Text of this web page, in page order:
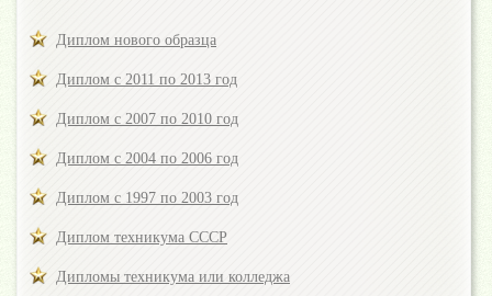
Диплом нового образца
Диплом с 2011 по 2013 год
Диплом с 2007 по 2010 год
Диплом с 2004 по 2006 год
Диплом с 1997 по 2003 год
Диплом техникума СССР
Дипломы техникума или колледжа